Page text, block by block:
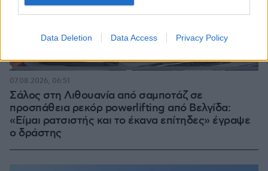
Data Deletion Data Access Privacy Policy
Loaded:
Σάλος στη Λιθουανία από σαμποτάζ σε
προσπάθεια ρεκόρ powerlifting από Βελγίδα:
«Είμαι ρατσιστής και το έκανα επίτηδες» έγραψε
ο δράστης
07.08.2026, 06:51